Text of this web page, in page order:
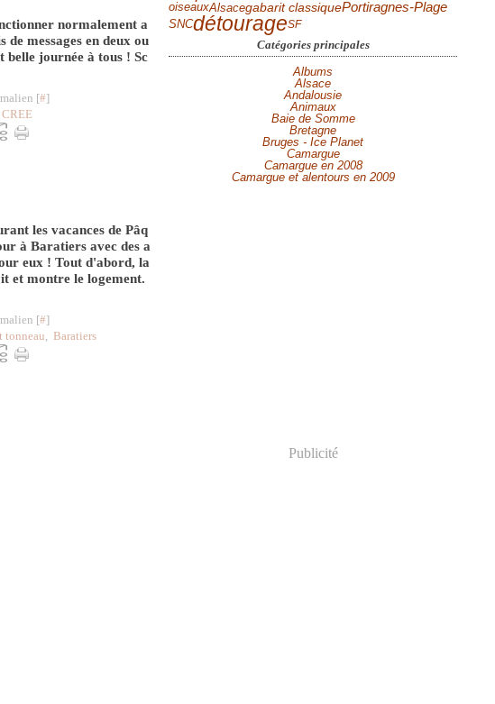
normalement a
messages en deux ou
belle journée à tous ! Sc
[#]
les vacances de Pâq
à Baratiers avec des a
eux ! Tout d'abord, la
et montre le logement.
[#]
tonneau, Baratiers
oiseauxAlsacegabarit classiquePortiragnes-Plage
SNCdétourageSF
Catégories principales
Albums
Alsace
Andalousie
Animaux
Baie de Somme
Bretagne
Bruges - Ice Planet
Camargue
Camargue en 2008
Camargue et alentours en 2009
Publicité